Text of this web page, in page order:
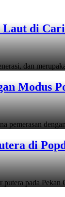
Laut di
dan
Modus
pemerasan
di
putera pada